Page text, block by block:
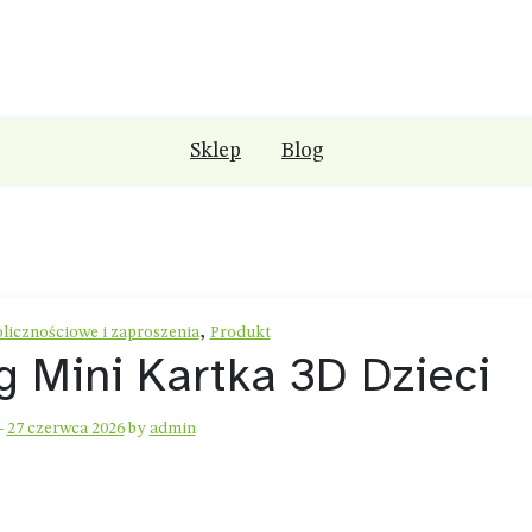
Sklep Blog
i zaproszenia, Produkt
Mini Kartka 3D Dzieci
- 27 czerwca 2026by admin